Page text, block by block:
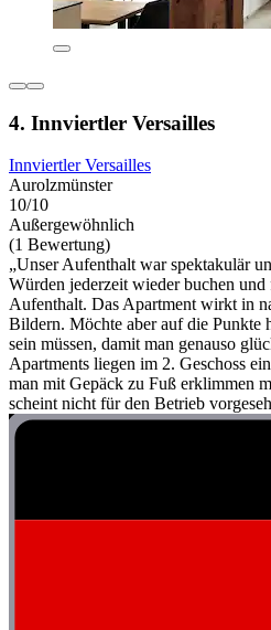
4. Innviertler Versailles
Innviertler Versailles
Aurolzmünster
10/10
Außergewöhnlich
(1 Bewertung)
„Unser Aufenthalt war spektakulär
Würden jederzeit wieder buchen
Aufenthalt. Das Apartment wirkt in
Bildern. Möchte aber auf die Punkte
sein müssen, damit man genauso
Apartments liegen im 2. Geschoss
man mit Gepäck zu Fuß erklimmen
scheint nicht für den Betrieb